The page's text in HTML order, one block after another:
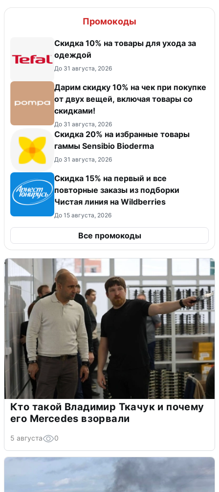
Промокоды
Скидка 10% на товары для ухода за
одеждой
До 31 августа, 2026
Дарим скидку 10% на чек при покупке
от двух вещей, включая товары со
скидками!
До 31 августа, 2026
Скидка 20% на избранные товары
гаммы Sensibio Bioderma
До 31 августа, 2026
Скидка 15% на первый и все
повторные заказы из подборки
Чистая линия на Wildberries
До 15 августа, 2026
Все промокоды
Кто такой Владимир Ткачук и почему
его Mercedes взорвали
5 августа 0